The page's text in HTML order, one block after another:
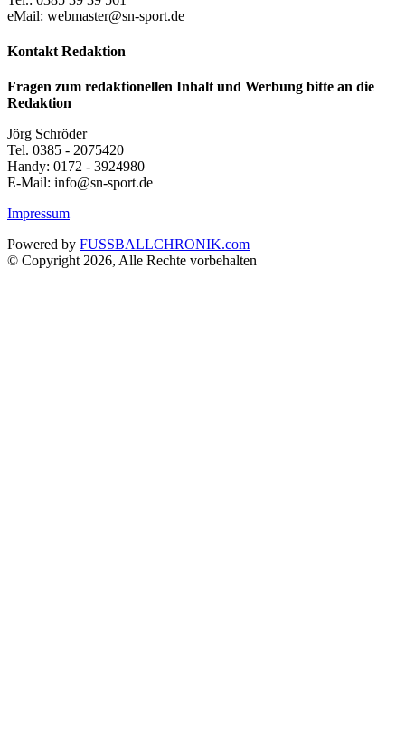
eMail: webmaster@sn-sport.de
Kontakt Redaktion
Fragen zum redaktionellen Inhalt und Werbung bitte an die
Redaktion
Jörg Schröder
Tel. 0385 - 2075420
Handy: 0172 - 3924980
E-Mail: info@sn-sport.de
Impressum
Powered by FUSSBALLCHRONIK.com
© Copyright 2026, Alle Rechte vorbehalten